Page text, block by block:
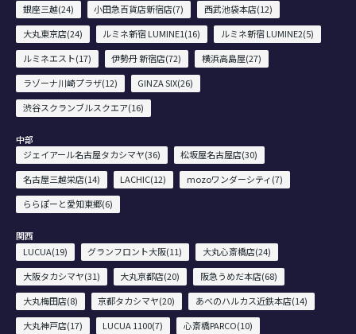
銀座三越(24)
小田急百貨店新宿店(7)
西武池袋本店(12)
大丸東京店(24)
ルミネ新宿 LUMINE1(16)
ルミネ新宿 LUMINE2(5)
ルミネエスト(17)
伊勢丹 新宿店(72)
横浜高島屋(27)
ラゾーナ川崎プラザ(12)
GINZA SIX(26)
渋谷スクランブルスクエア(16)
中部
ジェイアール名古屋タカシマヤ(36)
松坂屋名古屋店(30)
名古屋三越栄店(14)
LACHIC(12)
mozoワンダーシティ(7)
ららぽーと愛知東郷(6)
関西
LUCUA(19)
グランフロント大阪(11)
大丸心斎橋店(24)
大阪タカシマヤ(31)
大丸京都店(20)
阪急うめだ本店(68)
大丸梅田店(8)
京都タカシマヤ(20)
あべのハルカス近鉄本店(14)
大丸神戸店(17)
LUCUA 1100(7) 心斎橋PARCO(10)